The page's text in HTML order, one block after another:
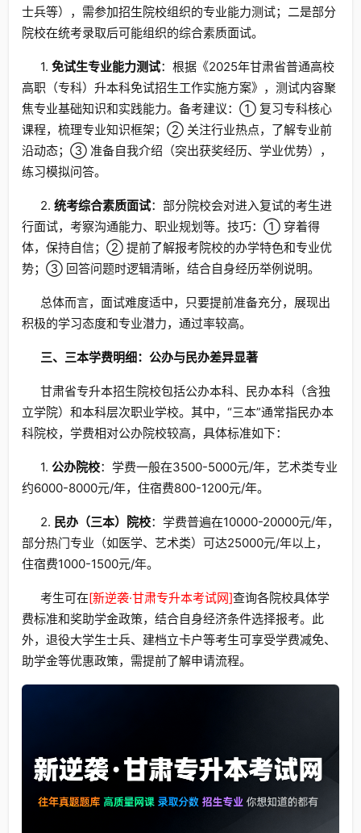
士兵等），需参加招生院校组织的专业能力测试；二是部分
院校在统考录取后可能组织的综合素质面试。
1. 免试生专业能力测试：根据《2025年甘肃省普通高校
高职（专科）升本科免试招生工作实施方案》，测试内容聚
焦专业基础知识和实践能力。备考建议：① 复习专科核心
课程，梳理专业知识框架；② 关注行业热点，了解专业前
沿动态；③ 准备自我介绍（突出获奖经历、学业优势），
练习模拟问答。
2. 统考综合素质面试：部分院校会对进入复试的考生进
行面试，考察沟通能力、职业规划等。技巧：① 穿着得
体，保持自信；② 提前了解报考院校的办学特色和专业优
势；③ 回答问题时逻辑清晰，结合自身经历举例说明。
总体而言，面试难度适中，只要提前准备充分，展现出
积极的学习态度和专业潜力，通过率较高。
三、三本学费明细：公办与民办差异显著
甘肃省专升本招生院校包括公办本科、民办本科（含独
立学院）和本科层次职业学校。其中，“三本”通常指民办本
科院校，学费相对公办院校较高，具体标准如下：
1. 公办院校：学费一般在3500-5000元/年，艺术类专业
约6000-8000元/年，住宿费800-1200元/年。
2. 民办（三本）院校：学费普遍在10000-20000元/年，
部分热门专业（如医学、艺术类）可达25000元/年以上，
住宿费1000-1500元/年。
考生可在[新逆袭·甘肃专升本考试网]查询各院校具体学
费标准和奖助学金政策，结合自身经济条件选择报考。此
外，退役大学生士兵、建档立卡户等考生可享受学费减免、
助学金等优惠政策，需提前了解申请流程。